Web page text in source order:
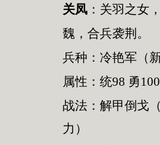
关凤 ：关羽之女
魏，合兵袭荆。
兵种：冷艳军（
属性：统98 勇
战法：解甲倒戈
力）